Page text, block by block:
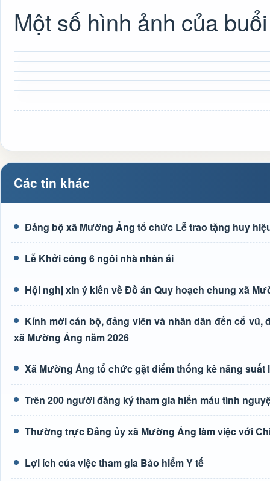
Một số hình ảnh của
Các tin khác
Đảng bộ xã Mường Ảng tổ chức Lễ trao tặng huy
Lễ Khởi công 6 ngôi nhà nhân ái
Hội nghị xin ý kiến về Đồ án Quy hoạch chung xã
Kính mời cán bộ, đảng viên và nhân dân đến cổ
xã Mường Ảng năm 2026
Xã Mường Ảng tổ chức gặt điểm thống kê năng suất
Trên 200 người đăng ký tham gia hiến máu tình
Thường trực Đảng ủy xã Mường Ảng làm việc với
Lợi ích của việc tham gia Bảo hiểm Y tế